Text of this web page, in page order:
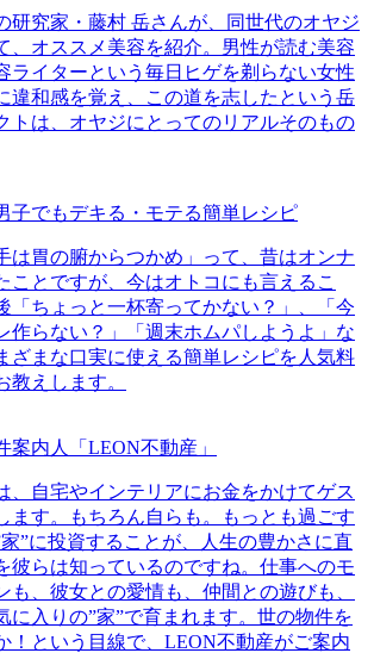
研究家・藤村 岳さんが、同世代のオヤジ
、オススメ美容を紹介。男性が読む美容
ライターという毎日ヒゲを剃らない女性
違和感を覚え、この道を志したという岳
トは、オヤジにとってのリアルそのもの
子でもデキる・モテる簡単レシピ
は胃の腑からつかめ」って、昔はオンナ
ことですが、今はオトコにも言えるこ
「ちょっと一杯寄ってかない？」、「今
作らない？」「週末ホムパしようよ」な
ざまな口実に使える簡単レシピを人気料
教えします。
案内人「LEON不動産」
、自宅やインテリアにお金をかけてゲス
ます。もちろん自らも。もっとも過ごす
”に投資することが、人生の豊かさに直
彼らは知っているのですね。仕事へのモ
も、彼女との愛情も、仲間との遊びも、
に入りの”家”で育まれます。世の物件を
！という目線で、LEON不動産がご案内